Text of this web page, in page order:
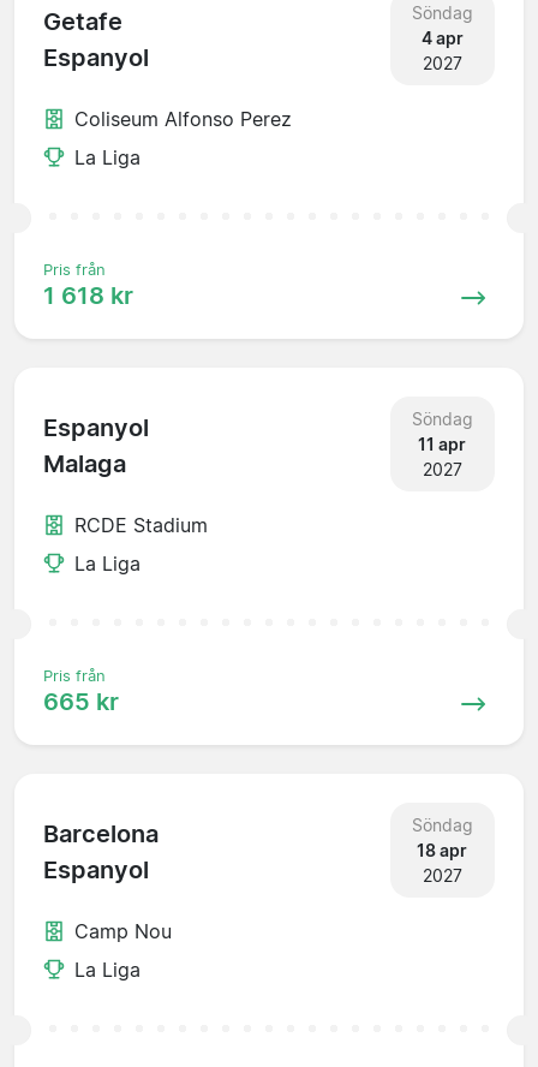
Getafe
Espanyol
Söndag
4 apr
2027
Coliseum Alfonso Perez
La Liga
Pris från
1 618 kr
Espanyol
Malaga
Söndag
11 apr
2027
RCDE Stadium
La Liga
Pris från
665 kr
Barcelona
Espanyol
Söndag
18 apr
2027
Camp Nou
La Liga